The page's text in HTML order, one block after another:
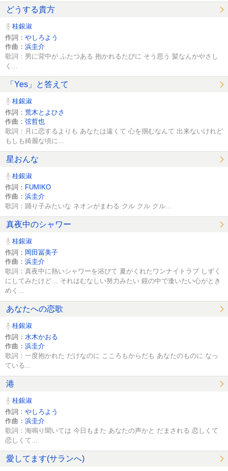
どうする貴方
桂銀淑
作詞： やしろよう
作曲： 浜圭介
歌詞：男に背中が ふたつある 抱かれるたびに そう思う 髪なんかやさし
く...
「Yes」と答えて
桂銀淑
作詞： 荒木とよひさ
作曲： 弦哲也
歌詞：月に恋するよりも あなたは遠くて 心を掴むなんて 出来ないけれど
もしも綺麗な頃に...
星おんな
桂銀淑
作詞： FUMIKO
作曲： 浜圭介
歌詞：踊り子みたいな ネオンがまわる クル クル クル...
真夜中のシャワー
桂銀淑
作詞： 岡田冨美子
作曲： 浜圭介
歌詞：真夜中に熱いシャワーを浴びて 夏がくれたワンナイトラブ しずく
にしてみたけど… それはむなしい努力みたい 鏡の中で逢いたい心がとき
めく...
あなたへの恋歌
桂銀淑
作詞： 水木かおる
作曲： 浜圭介
歌詞：一度抱かれた だけなのに こころもからだも あなたのものに なっ
ている...
港
桂銀淑
作詞： やしろよう
作曲： 浜圭介
歌詞：海鳴り聞いては 今日もまた あなたの声かと だまされる 恋しくて
恋しくて...
愛してます(サランへ)